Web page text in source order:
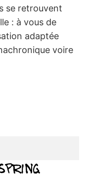
se retrouvent
: à vous de
adaptée
voire